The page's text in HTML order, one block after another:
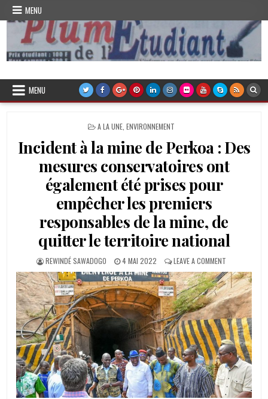
Skip
content
MENU
Plume de l'Etudiant
MENU
POSTED
A LA UNE, ENVIRONNEMENT
Incident à la mine de Perkoa : Des
mesures conservatoires ont
également été prises pour
empêcher les premiers
responsables de la mine, de
quitter le territoire national
AUTHOR:
REWINDÉ SAWADOGO
PUBLISHED
DATE:
4 MAI 2022 LEAVE A COMMENTON
INCIDENT
À
LA
MINE
DE
PERKOA
:
DES
MESURES
ONT
ÉGALEMENT
ÉTÉ